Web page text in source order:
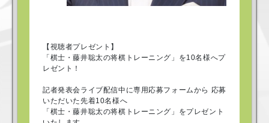
【視聴者プレゼント】
「棋士・藤井聡太の将棋トレーニング」を10名様へプ
レゼント！
記者発表会ライブ配信中に専用応募フォームから 応募
いただいた先着10名様へ
「棋士・藤井聡太の将棋トレーニング」をプレゼント